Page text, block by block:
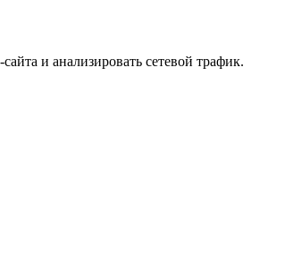
и анализировать сетевой трафик.